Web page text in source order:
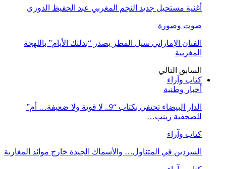
أغنية مستحيل جديد النجم المغربي عبد الحفيظ الدوزي
صوت وصورة
الفنان الإماراتي سيل المطر يصدر “بدلتك الأيام” باللهجة
المغربية
السابق التالي
كتاب وآراء
أخبار وطنية
الدار البيضاء تحتفي بكتاب “9.. لا قوية ولا ضعيفة… أم”
للصحفية زينب…
كتاب وآراء
السردين في المتناول… والأسماك الجيدة خارج موائد المغاربة